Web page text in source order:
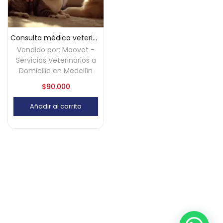
Consulta médica veterinaria a domicilio en Medellín
Vendido por: Maovet -
Servicios Veterinarios a
Domicilio en Medellín
$90.000
Añadir al carrito